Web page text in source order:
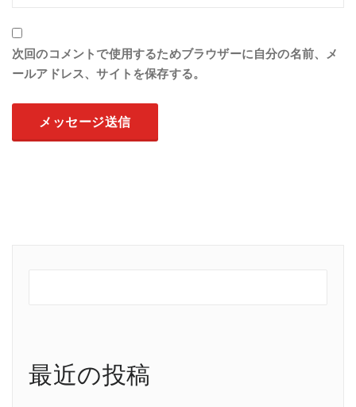
次回のコメントで使用するためブラウザーに自分の名前、メ
ールアドレス、サイトを保存する。
最近の投稿